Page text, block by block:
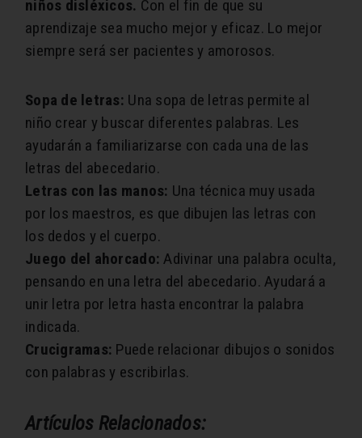
niños disléxicos. Con el fin de que su
aprendizaje sea mucho mejor y eficaz. Lo mejor
siempre será ser pacientes y amorosos.
Sopa de letras: Una sopa de letras permite al
niño crear y buscar diferentes palabras. Les
ayudarán a familiarizarse con cada una de las
letras del abecedario.
Letras con las manos: Una técnica muy usada
por los maestros, es que dibujen las letras con
los dedos y el cuerpo.
Juego del ahorcado: Adivinar una palabra oculta,
pensando en una letra del abecedario. Ayudará a
unir letra por letra hasta encontrar la palabra
indicada.
Crucigramas: Puede relacionar dibujos o sonidos
con palabras y escribirlas.
Artículos Relacionados: